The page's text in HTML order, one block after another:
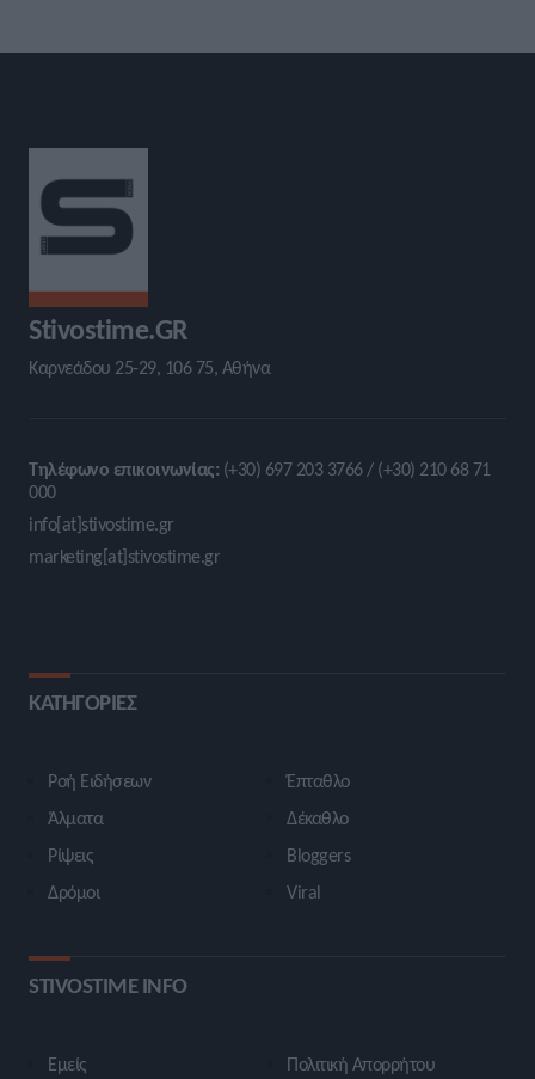
Stivostime.GR
Καρνεάδου 25-29, 106 75, Αθήνα
Τηλέφωνο επικοινωνίας: (+30) 697 203 3766 / (+30) 210 68 71
000
info[at]stivostime.gr
marketing[at]stivostime.gr
ΚΑΤΗΓΟΡΙΕΣ
Ροή Ειδήσεων
Άλματα
Ρίψεις
Δρόμοι
Έπταθλο
Δέκαθλο
Bloggers
Viral
STIVOSTIME INFO
Εμείς
Πολιτική Απορρήτου